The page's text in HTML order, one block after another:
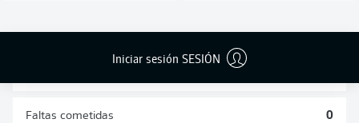
Iniciar sesión SESIÓN
DIVIDIDOS
0
AÉREOS
0
Faltas cometidas 0